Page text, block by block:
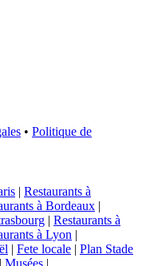
• Politique de
| Restaurants à
à Bordeaux |
| Restaurants à
à Lyon |
| Fete locale | Plan Stade